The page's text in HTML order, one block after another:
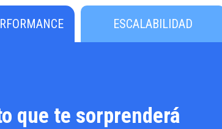
ESCALABILIDAD
que te sorprenderá